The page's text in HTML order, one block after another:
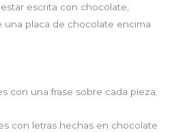
escrita con chocolate,
una placa de chocolate encima
con una frase sobre cada pieza.
con letras hechas en chocolate